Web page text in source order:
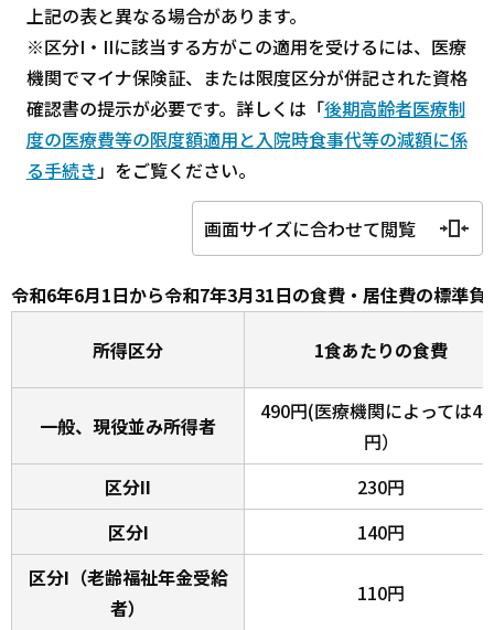
上記の表と異なる場合があります。
※区分I・IIに該当する方がこの適用を受けるには、医療
機関でマイナ保険証、または限度区分が併記された資格
確認書の提示が必要です。詳しくは「後期高齢者医療制
度の医療費等の限度額適用と入院時食事代等の減額に係
る手続き」をご覧ください。
画面サイズに合わせて閲覧
令和6年6月1日から令和7年3月31日の食費・居住費の標準負
所得区分 1食あたりの食費
一般、現役並み所得者
490円(医療機関によっては
円）
区分II
230円
区分I
140円
区分I（老齢福祉年金受給
者）
110円